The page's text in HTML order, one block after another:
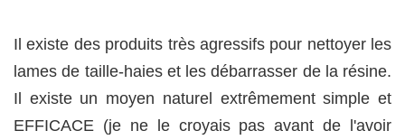
Il existe des produits très agressifs pour nettoyer les
lames de taille-haies et les débarrasser de la résine.
Il existe un moyen naturel extrêmement simple et
EFFICACE (je ne le croyais pas avant de l'avoir